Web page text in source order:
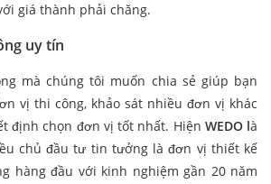
giá thành phải chăng.
uy tín
mà chúng tôi muốn chia sẻ giúp bạn
vị thi công, khảo sát nhiều đơn vị khác
định chọn đơn vị tốt nhất. Hiện WEDO là
chủ đầu tư tin tưởng là đơn vị thiết kế
hàng đầu với kinh nghiệm gần 20 năm